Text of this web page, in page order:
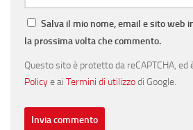
Salva il mio nome, email e sito web
la prossima volta che commento.
Questo sito è protetto da reCAPTCHA, ed
Policye ai Termini di utilizzodi Google.